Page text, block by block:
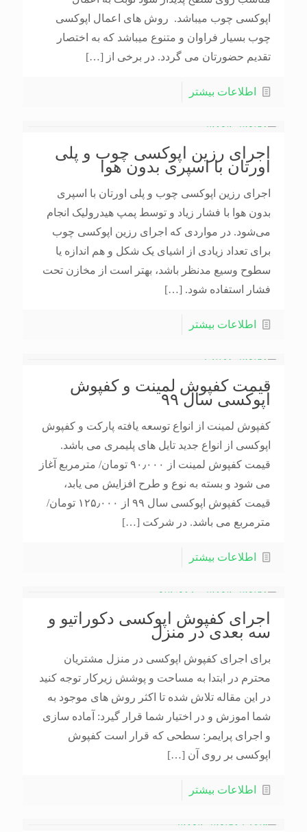
اپوکسی چوب میباشد. روش های اعمال اپوکسی
چوب بسیار فراوان و متنوع میباشد که به اختصار
تقدیم حضورتان می گردد. در برخی از […]
اطلاعات بیشتر
اجرای رزین اپوکسی چوب و پلی
اورتان با اسپری بدون هوا
اجرای رزین اپوکسی چوب و پلی اورتان با اسپری
بدون هوا با فشار زیاد و توسط پمپ هیدرولیک انجام
می‌شود. در مواردی که اجرای رزین اپوکسی چوب
برای تعداد زیادی از اشیای یک شکل و هم اندازه یا
سطوح وسیع مدنظر باشد، بهتر است از مخازن تحت
فشار استفاده شود. […]
اطلاعات بیشتر
قیمت کفپوش لمینت و کفپوش
اپوکسی سال ۹۹
کفپوش لمینت از انواع توسعه یافته پارکت و کفپوش
اپوکسی از انواع جدید تایل های پلیمری می باشد.
قیمت کفپوش لمینت از ۹۰٫۰۰۰ تومان/ مترمربع آغاز
می شود و بسته به نوع و طرح افزایش می یابد،
قیمت کفپوش اپوکسی سال ۹۹ از ۱۲۵٫۰۰۰ تومان/
مترمربع می باشد. در شرکت […]
اطلاعات بیشتر
اجرای کفپوش اپوکسی دکوراتیو و
سه بعدی در منزل
برای اجرای کفپوش اپوکسی در منزل مشتریان
محترم در ابتدا به مساحت و پوشش زیرکار توجه کنید
در این مقاله تلاش شده تا اکثر روش های موجود به
شما اموزش و در اختیار شما قرار گیرد: آماده سازی
و اجرای پرایمر: سطحی که قرار است کفپوش
اپوکسی بر روی آن […]
اطلاعات بیشتر